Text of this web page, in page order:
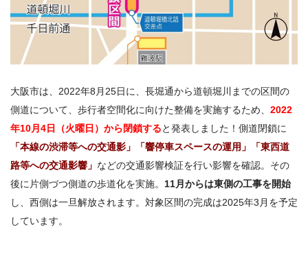
大阪市は、2022年8月25日に、長堀通から道頓堀川までの区間の
側道について、歩行者空間化に向けた整備を実施するため、 2022
年10月4日（火曜日）から閉鎖すると発表しました！側道閉鎖に
「本線の渋滞等への交通影」「響停車スペースの運用」「東西道
路等への交通影響」 などの交通影響検証を行い影響を確認。その
後に片側づつ側道の歩道化を実施。 11月からは東側の工事を開始
し、西側は一旦解放されます。対象区間の完成は2025年3 月を予定
しています。